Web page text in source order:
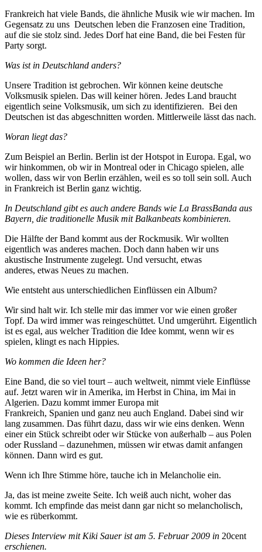
Frankreich hat viele Bands, die ähnliche Musik wie wir machen. Im
Gegensatz zu uns Deutschen leben die Franzosen eine Tradition,
auf die sie stolz sind. Jedes Dorf hat eine Band, die bei Festen für
Party sorgt.
Was ist in Deutschland anders?
Unsere Tradition ist gebrochen. Wir können keine deutsche
Volksmusik spielen. Das will keiner hören. Jedes Land braucht
eigentlich seine Volksmusik, um sich zu identifizieren. Bei den
Deutschen ist das abgeschnitten worden. Mittlerweile lässt das nach.
Woran liegt das?
Zum Beispiel an Berlin. Berlin ist der Hotspot in Europa. Egal, wo
wir hinkommen, ob wir in Montreal oder in Chicago spielen, alle
wollen, dass wir von Berlin erzählen, weil es so toll sein soll. Auch
in Frankreich ist Berlin ganz wichtig.
In Deutschland gibt es auch andere Bands wie La BrassBanda aus
Bayern, die traditionelle Musik mit Balkanbeats kombinieren.
Die Hälfte der Band kommt aus der Rockmusik. Wir wollten
eigentlich was anderes machen. Doch dann haben wir uns
akustische Instrumente zugelegt. Und versucht, etwas
anderes, etwas Neues zu machen.
Wie entsteht aus unterschiedlichen Einflüssen ein Album?
Wir sind halt wir. Ich stelle mir das immer vor wie einen großer
Topf. Da wird immer was reingeschüttet. Und umgerührt. Eigentlich
ist es egal, aus welcher Tradition die Idee kommt, wenn wir es
spielen, klingt es nach Hippies.
Wo kommen die Ideen her?
Eine Band, die so viel tourt – auch weltweit, nimmt viele Einflüsse
auf. Jetzt waren wir in Amerika, im Herbst in China, im Mai in
Algerien. Dazu kommt immer Europa mit
Frankreich, Spanien und ganz neu auch England. Dabei sind wir
lang zusammen. Das führt dazu, dass wir wie eins denken. Wenn
einer ein Stück schreibt oder wir Stücke von außerhalb – aus Polen
oder Russland – dazunehmen, müssen wir etwas damit anfangen
können. Dann wird es gut.
Wenn ich Ihre Stimme höre, tauche ich in Melancholie ein.
Ja, das ist meine zweite Seite. Ich weiß auch nicht, woher das
kommt. Ich empfinde das meist dann gar nicht so melancholisch,
wie es rüberkommt.
Dieses Interview mit Kiki Sauer ist am 5. Februar 2009 in 20cent
erschienen.